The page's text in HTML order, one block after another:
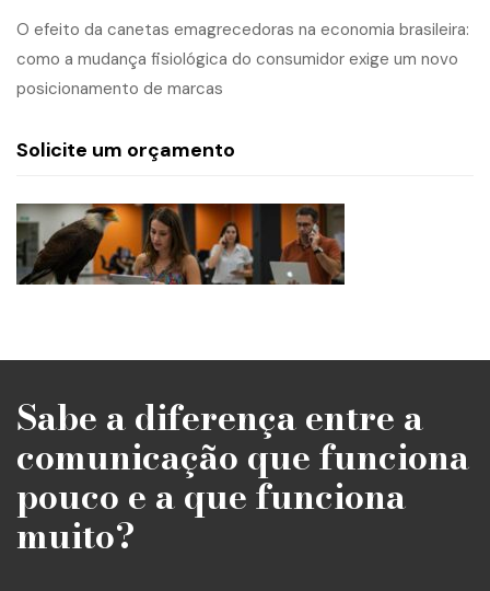
O efeito da canetas emagrecedoras na economia brasileira:
como a mudança fisiológica do consumidor exige um novo
posicionamento de marcas
Solicite um orçamento
Sabe a diferença entre a
comunicação que funciona
pouco e a que funciona
muito?